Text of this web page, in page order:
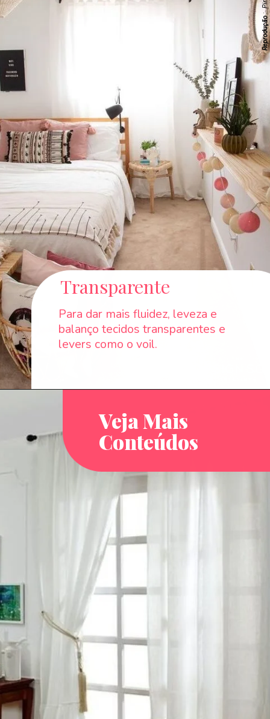
Transparente
Para dar mais fluidez, leveza e
balanço tecidos transparentes e
levers como o voil.
Reprodução
Veja Mais
Conteúdos